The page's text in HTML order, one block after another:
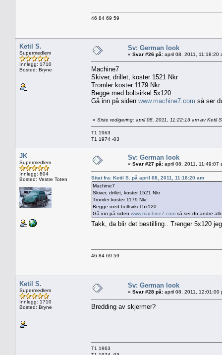
46 84 69 59
Ketil S.
Supermedlem
Innlegg: 1710
Bosted: Bryne
Sv: German look
« Svar #26 på: april 08, 2011, 11:18:20
Machine7
Skiver, drillet, koster 1521 Nkr
Tromler koster 1179 Nkr
Begge med boltsirkel 5x120
Gå inn på siden www.machine7.com så ser
« Siste redigering: april 08, 2011, 11:22:15 am av Ketil
T1 1963
T1 1974 -03
JK
Supermedlem
Innlegg: 804
Bosted: Vestre Toten
Sv: German look
« Svar #27 på: april 08, 2011, 11:49:07
Sitat fra: Ketil S. på april 08, 2011, 11:18:20 am
Machine7
Skiver, drillet, koster 1521 Nkr
Tromler koster 1179 Nkr
Begge med boltsirkel 5x120
Gå inn på siden www.machine7.com så ser du andre
Takk, da blir det bestilling.. Trenger 5x120
46 84 69 59
Ketil S.
Supermedlem
Innlegg: 1710
Bosted: Bryne
Sv: German look
« Svar #28 på: april 08, 2011, 12:01:00
Bredding av skjermer?
T1 1963